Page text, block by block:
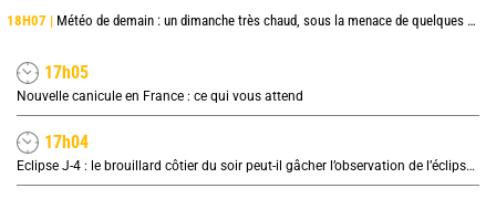
18H07 | Météo de demain : un dimanche très chaud, sous la menace de quelques orages
17h05
Nouvelle canicule en France : ce qui vous attend
17h04
Eclipse J-4 : le brouillard côtier du soir peut-il gâcher l’observation de l’éclipse à la plage ?